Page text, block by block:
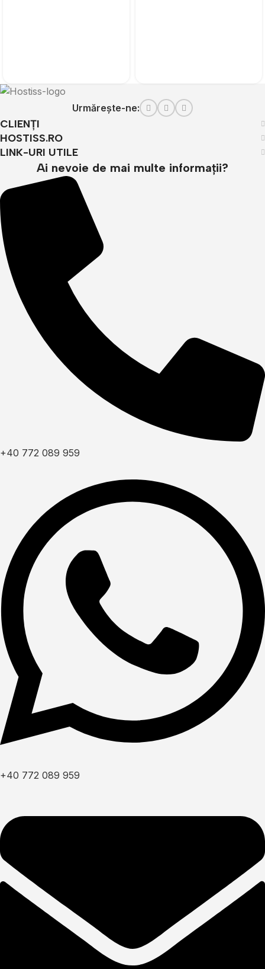
Urmărește-ne:
CLIENȚI
HOSTISS.RO
LINK-URI UTILE
Ai nevoie de mai multe informații?
+40 772 089 959
+40 772 089 959